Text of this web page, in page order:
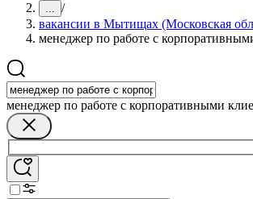
... /
вакансии в Мытищах (Московская
менеджер по работе с
менеджер по работе с корпоративными